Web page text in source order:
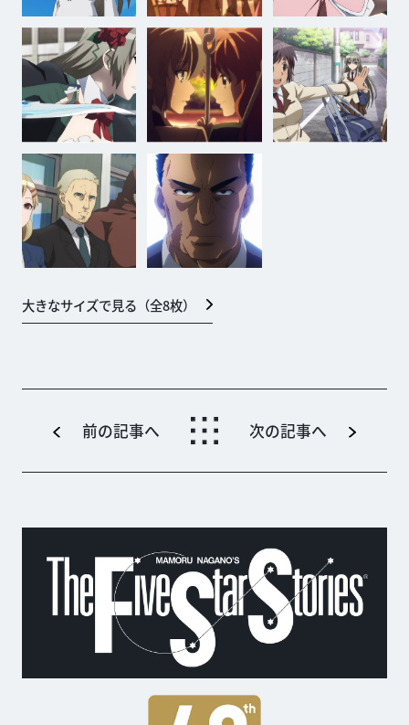
大きなサイズで見る（全8枚）
前の記事へ 次の記事へ